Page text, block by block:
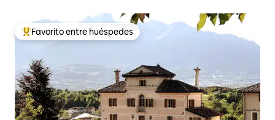
De los mejores en Favorito entre huéspedes
Favorito entre huéspedes